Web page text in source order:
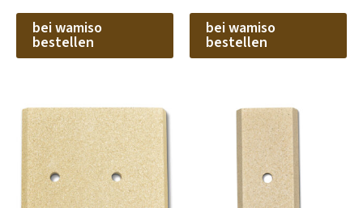
bei wamiso
bestellen
bei wamiso
bestellen